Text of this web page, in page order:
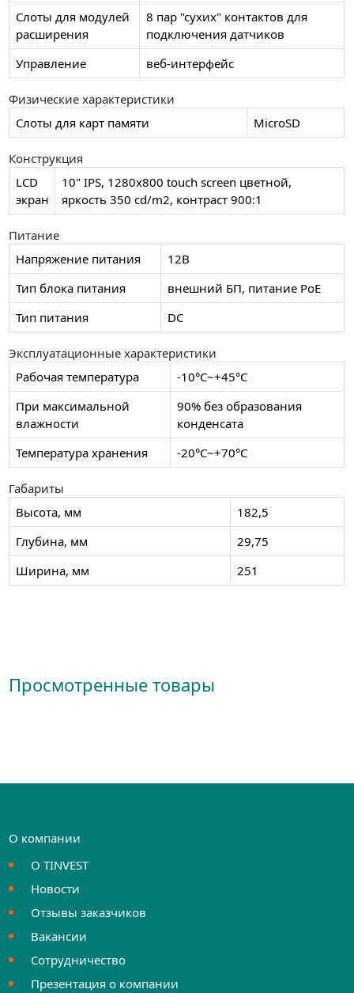
Слоты для модулей
расширения
8 пар "сухих" контактов для
подключения датчиков
Управление
веб-интерфейс
Физические характеристики
Слоты для карт памяти
MicroSD
Конструкция
LCD
экран
10" IPS, 1280x800 touch screen цветной,
яркость 350 cd/m2, контраст 900:1
Питание
Напряжение питания
12В
Тип блока питания
внешний БП, питание PoE
Тип питания
DC
Эксплуатационные характеристики
Рабочая температура
-10°C~+45°C
При максимальной
влажности
90% без образования
конденсата
Температура хранения
-20°C~+70°C
Габариты
Высота, мм
182,5
Глубина, мм
29,75
Ширина, мм
251
Просмотренные товары
О компании
О TINVEST
Новости
Отзывы заказчиков
Вакансии
Сотрудничество
Презентация о компании